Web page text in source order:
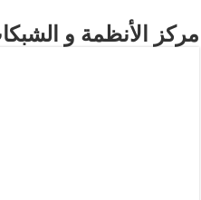
مركز الأنظمة و